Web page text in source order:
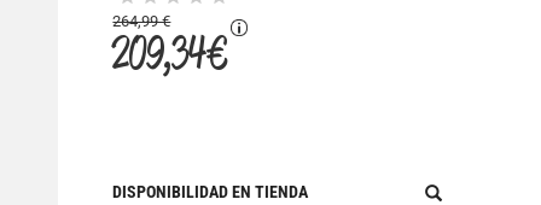
264,99 €
209,34 €
DISPONIBILIDAD EN TIENDA